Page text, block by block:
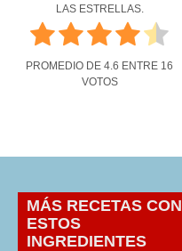
LAS ESTRELLAS.
PROMEDIO DE 4.6 ENTRE 16
VOTOS
MÁS RECETAS CON
ESTOS
INGREDIENTES